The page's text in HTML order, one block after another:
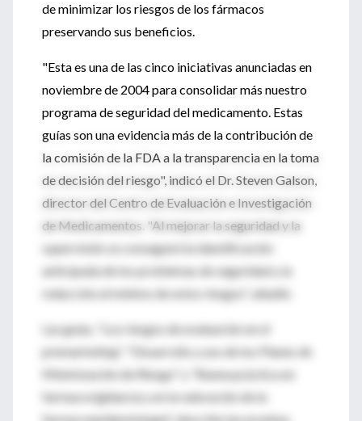
de minimizar los riesgos de los fármacos
preservando sus beneficios.
"Esta es una de las cinco iniciativas anunciadas en
noviembre de 2004 para consolidar más nuestro
programa de seguridad del medicamento. Estas
guías son una evidencia más de la contribución de
la comisión de la FDA a la transparencia en la toma
de decisión del riesgo", indicó el Dr. Steven Galson,
director del Centro de Evaluación e Investigación
de Medicamentos. "Al mejorar la seguridad y la
supervisión se conseguirá la identificación
anticipada de los problemas de seguridad y la
reducción al mínimo de estos riesgos", añadió.
Las guías, "Los riesgos de evaluación en el
premarketing", "Desarrollo y uso de los Planes de
Minimización de Riesgo" y "Buena práctica en
farmacovigilancia y en la valoración de la